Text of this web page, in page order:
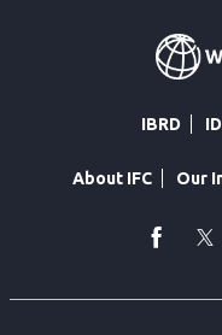
IBRD
About IFC Our